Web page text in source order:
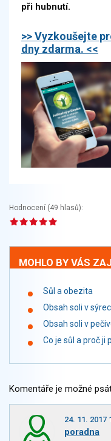
při hubnutí.
>> Vyzkoušejte
dny zdarma. <<
Hodnocení (49 hlasů):
MOHLO BY VÁS
Sůl a obezita
Obsah soli v
Obsah soli v
Co je sůl a proč ji
Komentáře je možné
24. 11. 2017
poradna